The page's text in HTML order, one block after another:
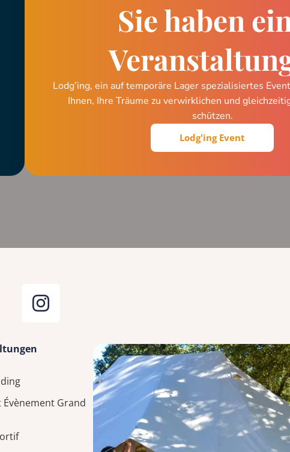
Sie haben
Lodg’ing, ein auf temporäre Lager spezialisiertes
Ihnen, Ihre Träume zu verwirklichen und
schützen.
Lodg'ing Event
Évènement Grand